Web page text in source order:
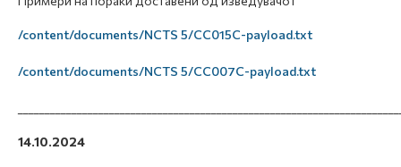
/content/documents/NCTS 5/CC015C-payload.txt
/content/documents/NCTS 5/CC007C-payload.txt
14.10.2024